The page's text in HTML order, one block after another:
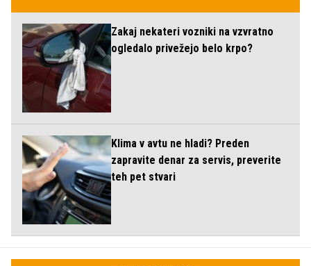
Zakaj nekateri vozniki na vzvratno
ogledalo privežejo belo krpo?
Klima v avtu ne hladi? Preden
zapravite denar za servis, preverite
teh pet stvari